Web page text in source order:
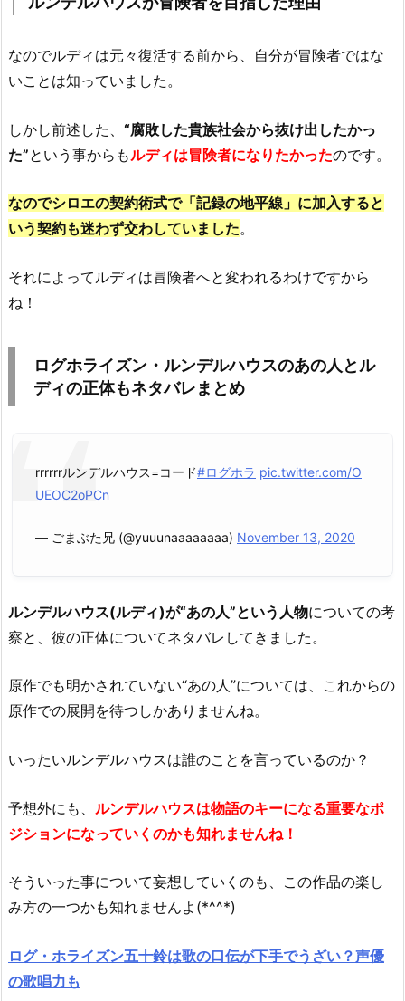
なのでルディは元々復活する前から、自分が冒険者ではな
いことは知っていました。
しかし前述した、 “腐敗した貴族社会から抜け出したかっ
た”という事からもルディは冒険者になりたかったのです。
なのでシロエの契約術式で「記録の地平線」に加入すると
いう契約も迷わず交わしていました。
それによってルディは冒険者へと変われるわけですから
ね！
ログホライズン・ルンデルハウスのあの人とル
ディの正体もネタバレまとめ
rrrrrrルンデルハウス=コード#ログホラ pic.twitter.com/O
UEOC2oPCn
— ごまぶた兄 (@yuuunaaaaaaaa) November 13, 2020
ルンデルハウス(ルディ)が“あの人”という人物についての考
察と、彼の正体についてネタバレしてきました。
原作でも明かされていない“あの人”については、これからの
原作での展開を待つしかありませんね。
いったいルンデルハウスは誰のことを言っているのか？
予想外にも、 ルンデルハウスは物語のキーになる重要なポ
ジションになっていくのかも知れませんね！
そういった事について妄想していくのも、この作品の楽し
み方の一つかも知れませんよ(*^^*)
ログ・ホライズン五十鈴は歌の口伝が下手でうざい？声優
の歌唱力も